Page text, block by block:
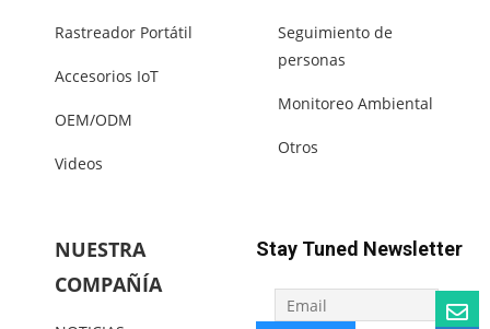
Rastreador Portátil
Accesorios IoT
OEM/ODM
Videos
Seguimiento de
personas
Monitoreo Ambiental
Otros
NUESTRA
COMPAÑÍA
Stay Tuned Newsletter